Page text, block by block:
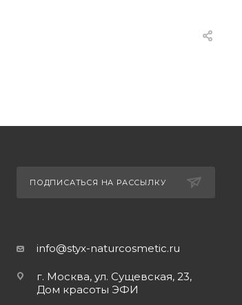
ПОДПИСАТЬСЯ НА РАССЫЛКУ
info@styx-naturcosmetic.ru
г. Москва, ул. Сущевская, 23,
Дом красоты ЭФИ